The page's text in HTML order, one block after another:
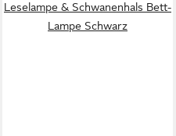
Leselampe & Schwanenhals Bett-
Lampe Schwarz